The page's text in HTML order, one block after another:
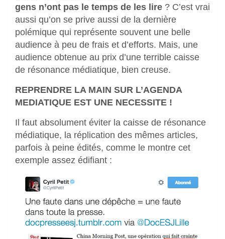
gens n’ont pas le temps de les lire ? C’est vrai
aussi qu’on se prive aussi de la dernière
polémique qui représente souvent une belle
audience à peu de frais et d’efforts. Mais, une
audience obtenue au prix d’une terrible caisse
de résonance médiatique, bien creuse.
REPRENDRE LA MAIN SUR L’AGENDA
MEDIATIQUE EST UNE NECESSITE !
Il faut absolument éviter la caisse de résonance
médiatique, la réplication des mêmes articles,
parfois à peine édités, comme le montre cet
exemple assez édifiant :